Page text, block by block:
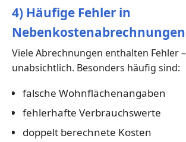
4) Häufige Fehler in
Nebenkostenabrechnungen
Viele Abrechnungen enthalten Fehler
unabsichtlich. Besonders häufig sind:
falsche Wohnflächenangaben
fehlerhafte Verbrauchswerte
doppelt berechnete Kosten